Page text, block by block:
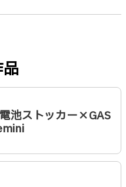
池ストッカー×GAS